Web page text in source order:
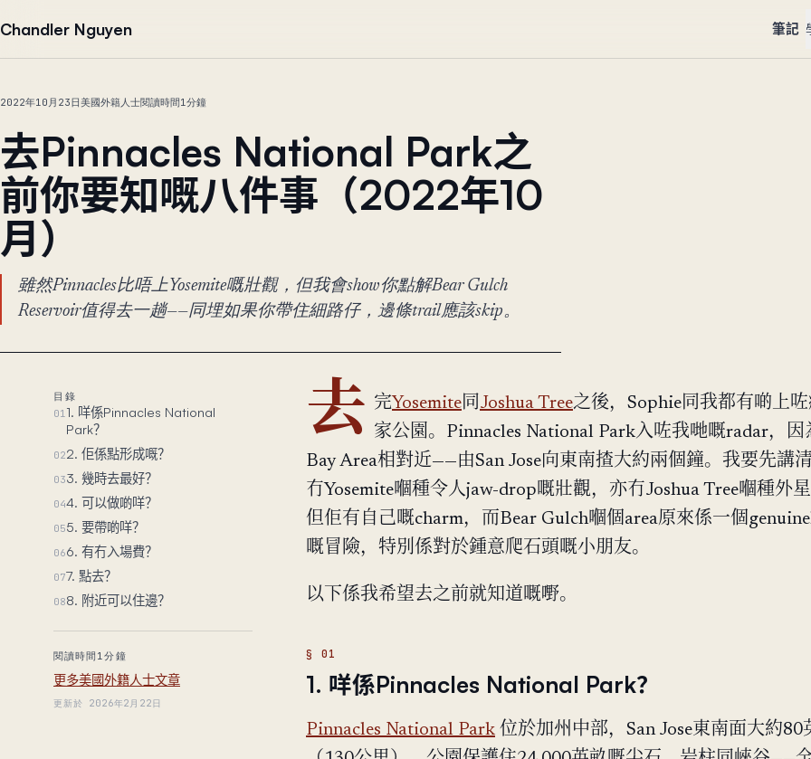
Chandler Nguyen 筆記
2022年10月23日美國外籍人士閱讀時間1分鐘
去Pinnacles National Park之
前你要知嘅八件事（2022年10
月）
雖然Pinnacles比唔上Yosemite嘅壯觀，但我會show你點解Bear Gulch
Reservoir值得去一趟——同埋如果你帶住細路仔，邊條trail應該skip。
目錄
011. 咩係Pinnacles National
Park？
022. 佢係點形成嘅？
033. 幾時去最好？
044. 可以做啲咩？
055. 要帶啲咩？
066. 有冇入場費？
077. 點去？
088. 附近可以住邊？
閱讀時間1分鐘
更多美國外籍人士文章
更新於 2026年2月22日
去 完Yosemite 同 Joshua Tree之後，Sophie同我都有啲上咗
家公園。Pinnacles National Park入咗我哋嘅radar，因
Bay Area相對近——由San Jose向東南揸大約兩個鐘。我要先講
冇Yosemite嗰種令人jaw-drop嘅壯觀，亦冇Joshua Tree嗰種外星
但佢有自己嘅charm，而Bear Gulch嗰個area原來係一個
嘅冒險，特別係對於鍾意爬石頭嘅小朋友。
以下係我希望去之前就知道嘅嘢。
1. 咩係Pinnacles National Park？
Pinnacles National Park 位於加州中部，San Jose東南面大約80